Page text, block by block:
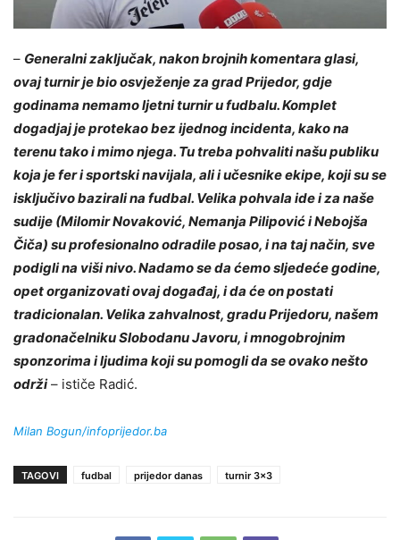
– Generalni zaključak, nakon brojnih komentara glasi,
ovaj turnir je bio osvježenje za grad Prijedor, gdje
godinama nemamo ljetni turnir u fudbalu. Komplet
dogadjaj je protekao bez ijednog incidenta, kako na
terenu tako i mimo njega. Tu treba pohvaliti našu publiku
koja je fer i sportski navijala, ali i učesnike ekipe, koji su se
isključivo bazirali na fudbal. Velika pohvala ide i za naše
sudije (Milomir Novaković, Nemanja Pilipović i Nebojša
Čiča) su profesionalno odradile posao, i na taj način, sve
podigli na viši nivo. Nadamo se da ćemo sljedeće godine,
opet organizovati ovaj događaj, i da će on postati
tradicionalan. Velika zahvalnost, gradu Prijedoru, našem
gradonačelniku Slobodanu Javoru, i mnogobrojnim
sponzorima i ljudima koji su pomogli da se ovako nešto
održi– ističe Radić.
Milan Bogun/infoprijedor.ba
TAGOVI fudbal prijedor danas turnir 3x3